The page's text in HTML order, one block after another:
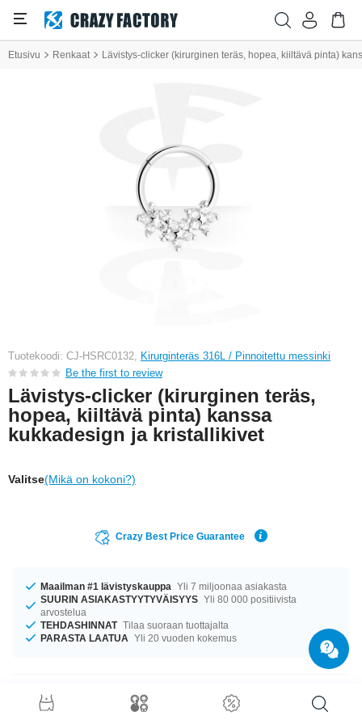
Etusivu Renkaat Lävistys-clicker (kirurginen teräs, hopea, kiiltävä pinta)
Tuotekoodi: CJ-HSRC0132, Kirurginteräs 316L / Pinnoitettu messinki
Be the first to review
Lävistys-clicker (kirurginen teräs,
hopea, kiiltävä pinta) kanssa
kukkadesign ja kristallikivet
Valitse(Mikä on kokoni?)
Crazy Best Price Guarantee
Maailman #1 lävistyskauppa Yli 7 miljoonaa asiakasta
SUURIN ASIAKASTYYTYVÄISYYS Yli 80 000 positiivista
arvostelua
TEHDASHINNAT Tilaa suoraan tuottajalta
PARASTA LAATUA Yli 20 vuoden kokemus